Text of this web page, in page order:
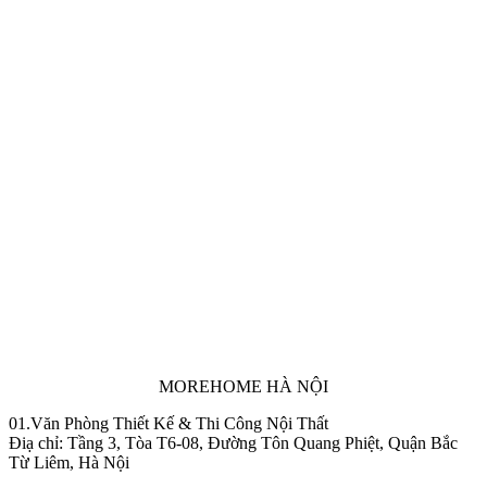
MOREHOME HÀ NỘI
01.Văn Phòng Thiết Kế & Thi Công Nội Thất
Điạ chỉ: Tầng 3, Tòa T6-08, Đường Tôn Quang Phiệt, Quận Bắc
Từ Liêm, Hà Nội